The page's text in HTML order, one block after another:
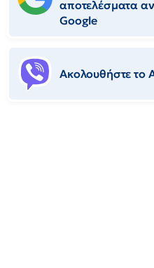
αποτελέσματα
Google
Ακολουθήστε το